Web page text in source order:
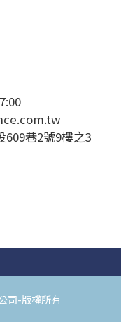
巷2號9樓之3
司-版權所有